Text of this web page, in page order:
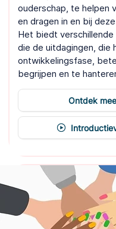
ouderschap, te helpen
en dragen in en bij
Het biedt
die de uitdagingen, die
ontwikkelingsfase,
begrijpen en te
Ontdek